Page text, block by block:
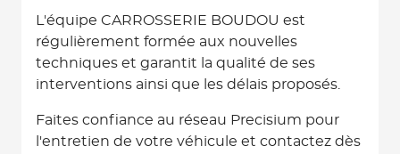
L'équipe CARROSSERIE BOUDOU est
régulièrement formée aux nouvelles
techniques et garantit la qualité de ses
interventions ainsi que les délais proposés.
Faites confiance au réseau Precisium pour
l'entretien de votre véhicule et contactez dès